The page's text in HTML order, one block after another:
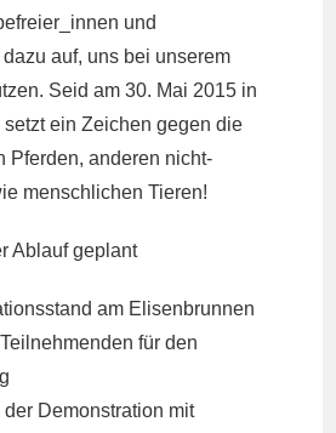
und
auf, uns bei unserem
Seid am 30. Mai 2015 in
ein Zeichen gegen die
Pferden, anderen nicht-
menschlichen Tieren!
Ablauf geplant
am Elisenbrunnen
für den
Demonstration mit